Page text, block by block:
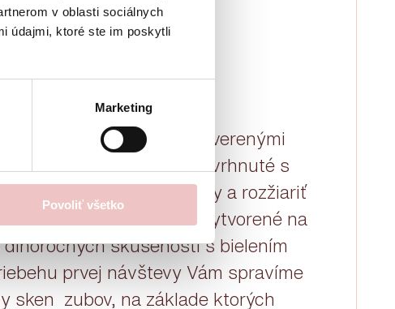
v oblasti sociálnych
údajmi, ktoré ste im poskytli
Marketing
Povoliť všetko
Bielenie zubov
pracujeme s viacerými overenými
systémami,l ktoré boli navrhnuté s
excelentné výsledky a rozžiariť
Bieliace systémy boli vytvorené na
dlhoročných skúseností s bielením
prvej návštevy Vám spravíme
sken zubov, na základe ktorých